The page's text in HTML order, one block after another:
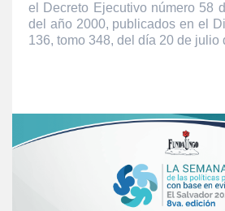
el Decreto Ejecutivo número 58
del año 2000, publicados en el
136, tomo 348, del día 20 de julio